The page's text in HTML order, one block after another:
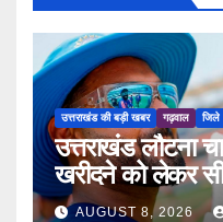
उत्तराखंड की बड़ी खबर गढ़वाल जिले
उत्तराखंड लौटना
खरीदने को लेकर
गुहारAUGUST 8, 2026